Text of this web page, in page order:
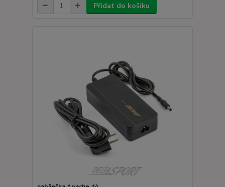
Přidat do košíku